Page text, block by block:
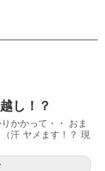
し！？
かかって・・ おま
汗 ヤメます！？ 現